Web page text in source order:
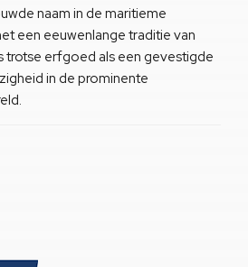
naam in de maritieme
een eeuwenlange traditie van
trotse erfgoed als een gevestigde
in de prominente